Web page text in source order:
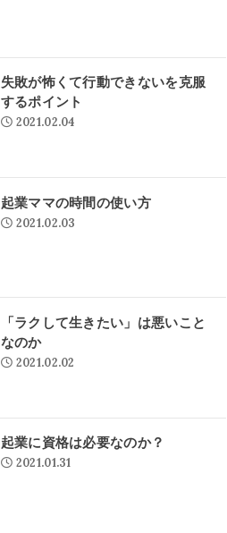
失敗が怖くて行動できないを克服
するポイント
2021.02.04
起業ママの時間の使い方
2021.02.03
「ラクして生きたい」は悪いこと
なのか
2021.02.02
起業に資格は必要なのか？
2021.01.31